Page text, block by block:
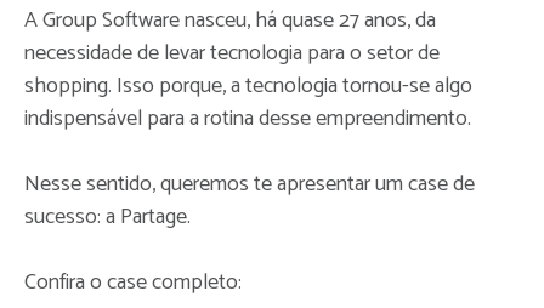
A Group Software nasceu, há quase 27 anos, da
necessidade de levar tecnologia para o setor de
shopping. Isso porque, a tecnologia tornou-se algo
indispensável para a rotina desse empreendimento.
Nesse sentido, queremos te apresentar um case de
sucesso: a Partage.
Confira o case completo: